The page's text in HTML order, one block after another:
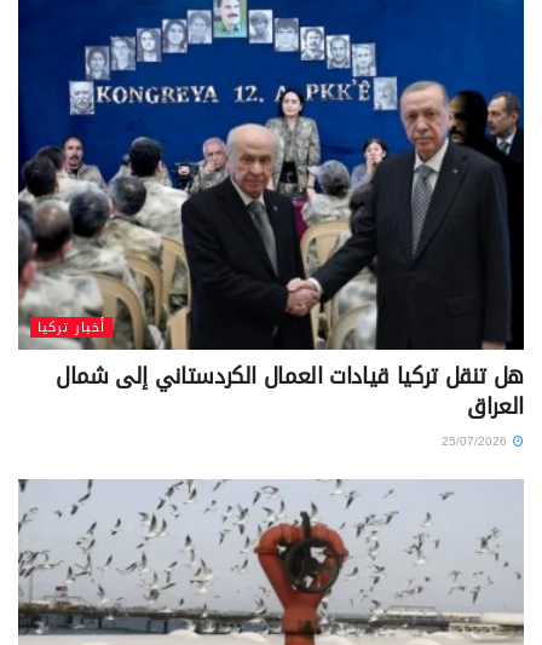
أخبار تركيا
هل تنقل تركيا قيادات العمال الكردستاني إلى شمال
العراق